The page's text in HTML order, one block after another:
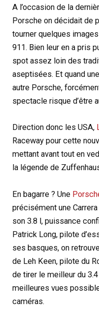
A l’occasion de la
Porsche on décidait de
tourner quelques
911. Bien leur en a pris
spot assez loin des
aseptisées. Et quand
autre Porsche,
spectacle risque d’être
Direction donc les USA,
Raceway pour cette
mettant avant tout en
la légende de
En bagarre ? Une
précisément une
son 3.8 l, puissance
Patrick Long, pilote
ses basques, on
de Leh Keen, pilote du
de tirer le meilleur du
meilleures vues
caméras.